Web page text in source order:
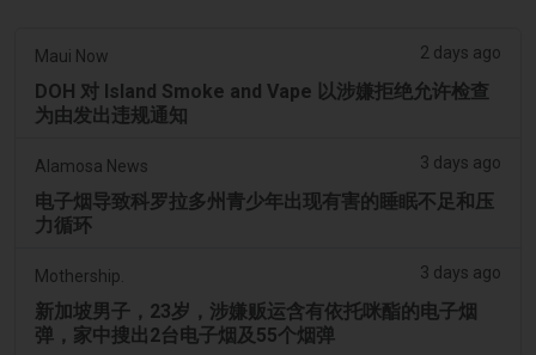
Maui Now 2 days ago
DOH 对 Island Smoke and Vape 以涉嫌拒绝允许检查
为由发出违规通知
Alamosa News 3 days ago
电子烟导致科罗拉多州青少年出现有害的睡眠不足和压
力循环
Mothership. 3 days ago
新加坡男子，23岁，涉嫌贩运含有依托咪酯的电子烟
弹，家中搜出2台电子烟及55个烟弹